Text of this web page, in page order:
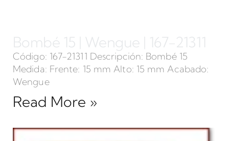
Bombé 15 | Wengue | 167-21311
Código: 167-21311 Descripción: Bombé 15
Medida: Frente: 15 mm Alto: 15 mm Acabado:
Wengue
Read More »